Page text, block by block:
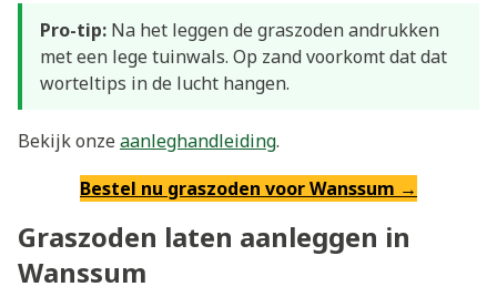
Pro-tip: Na het leggen de graszoden andrukken
met een lege tuinwals. Op zand voorkomt dat dat
worteltips in de lucht hangen.
Bekijk onzeaanleghandleiding.
Bestel nu graszoden voor Wanssum →
Graszoden laten aanleggen in
Wanssum